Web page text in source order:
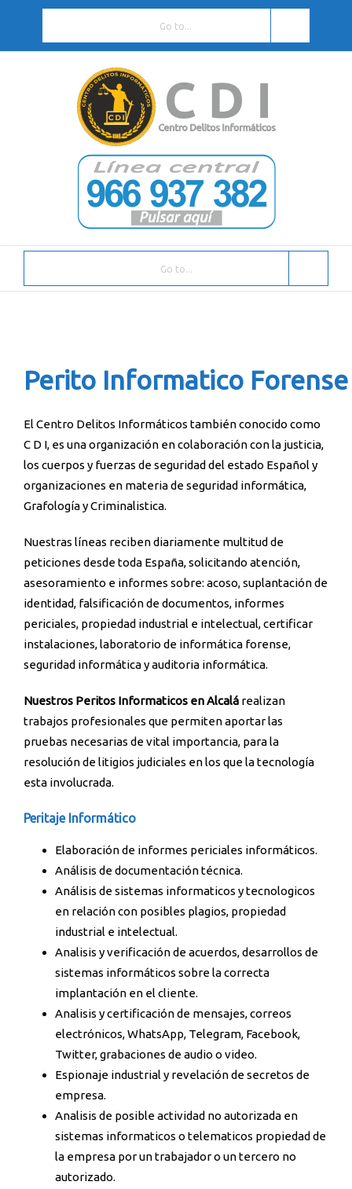
Go to...
Go to...
Perito Informatico
El Centro Delitos Informáticos también conocido como
C D I, es una organización en colaboración con la justicia,
los cuerpos y fuerzas de seguridad del estado Español y
organizaciones en materia de seguridad informática,
Grafología y Criminalistica.
Nuestras líneas reciben diariamente multitud de
peticiones desde toda España, solicitando atención,
asesoramiento e informes sobre: acoso, suplantación de
identidad, falsificación de documentos, informes
periciales, propiedad industrial e intelectual, certificar
instalaciones, laboratorio de informática forense,
seguridad informática y auditoria informática.
Nuestros Peritos Informaticos en Alcalá realizan
trabajos profesionales que permiten aportar las
pruebas necesarias de vital importancia, para la
resolución de litigios judiciales en los que la tecnología
esta involucrada.
Peritaje Informático
Elaboración de informes periciales informáticos.
Análisis de documentación técnica.
Análisis de sistemas informaticos y tecnologicos
en relación con posibles plagios, propiedad
industrial e intelectual.
Analisis y verificación de acuerdos, desarrollos de
sistemas informáticos sobre la correcta
implantación en el cliente.
Analisis y certificación de mensajes, correos
electrónicos, WhatsApp, Telegram, Facebook,
Twitter, grabaciones de audio o video.
Espionaje industrial y revelación de secretos de
empresa.
Analisis de posible actividad no autorizada en
sistemas informaticos o telematicos propiedad de
la empresa por un trabajador o un tercero no
autorizado.